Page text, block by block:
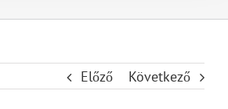
Előző Következő